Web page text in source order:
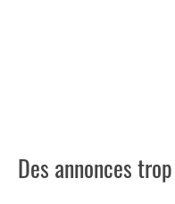
Des annonces